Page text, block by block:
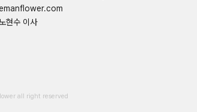
현수 이사
all right reserved